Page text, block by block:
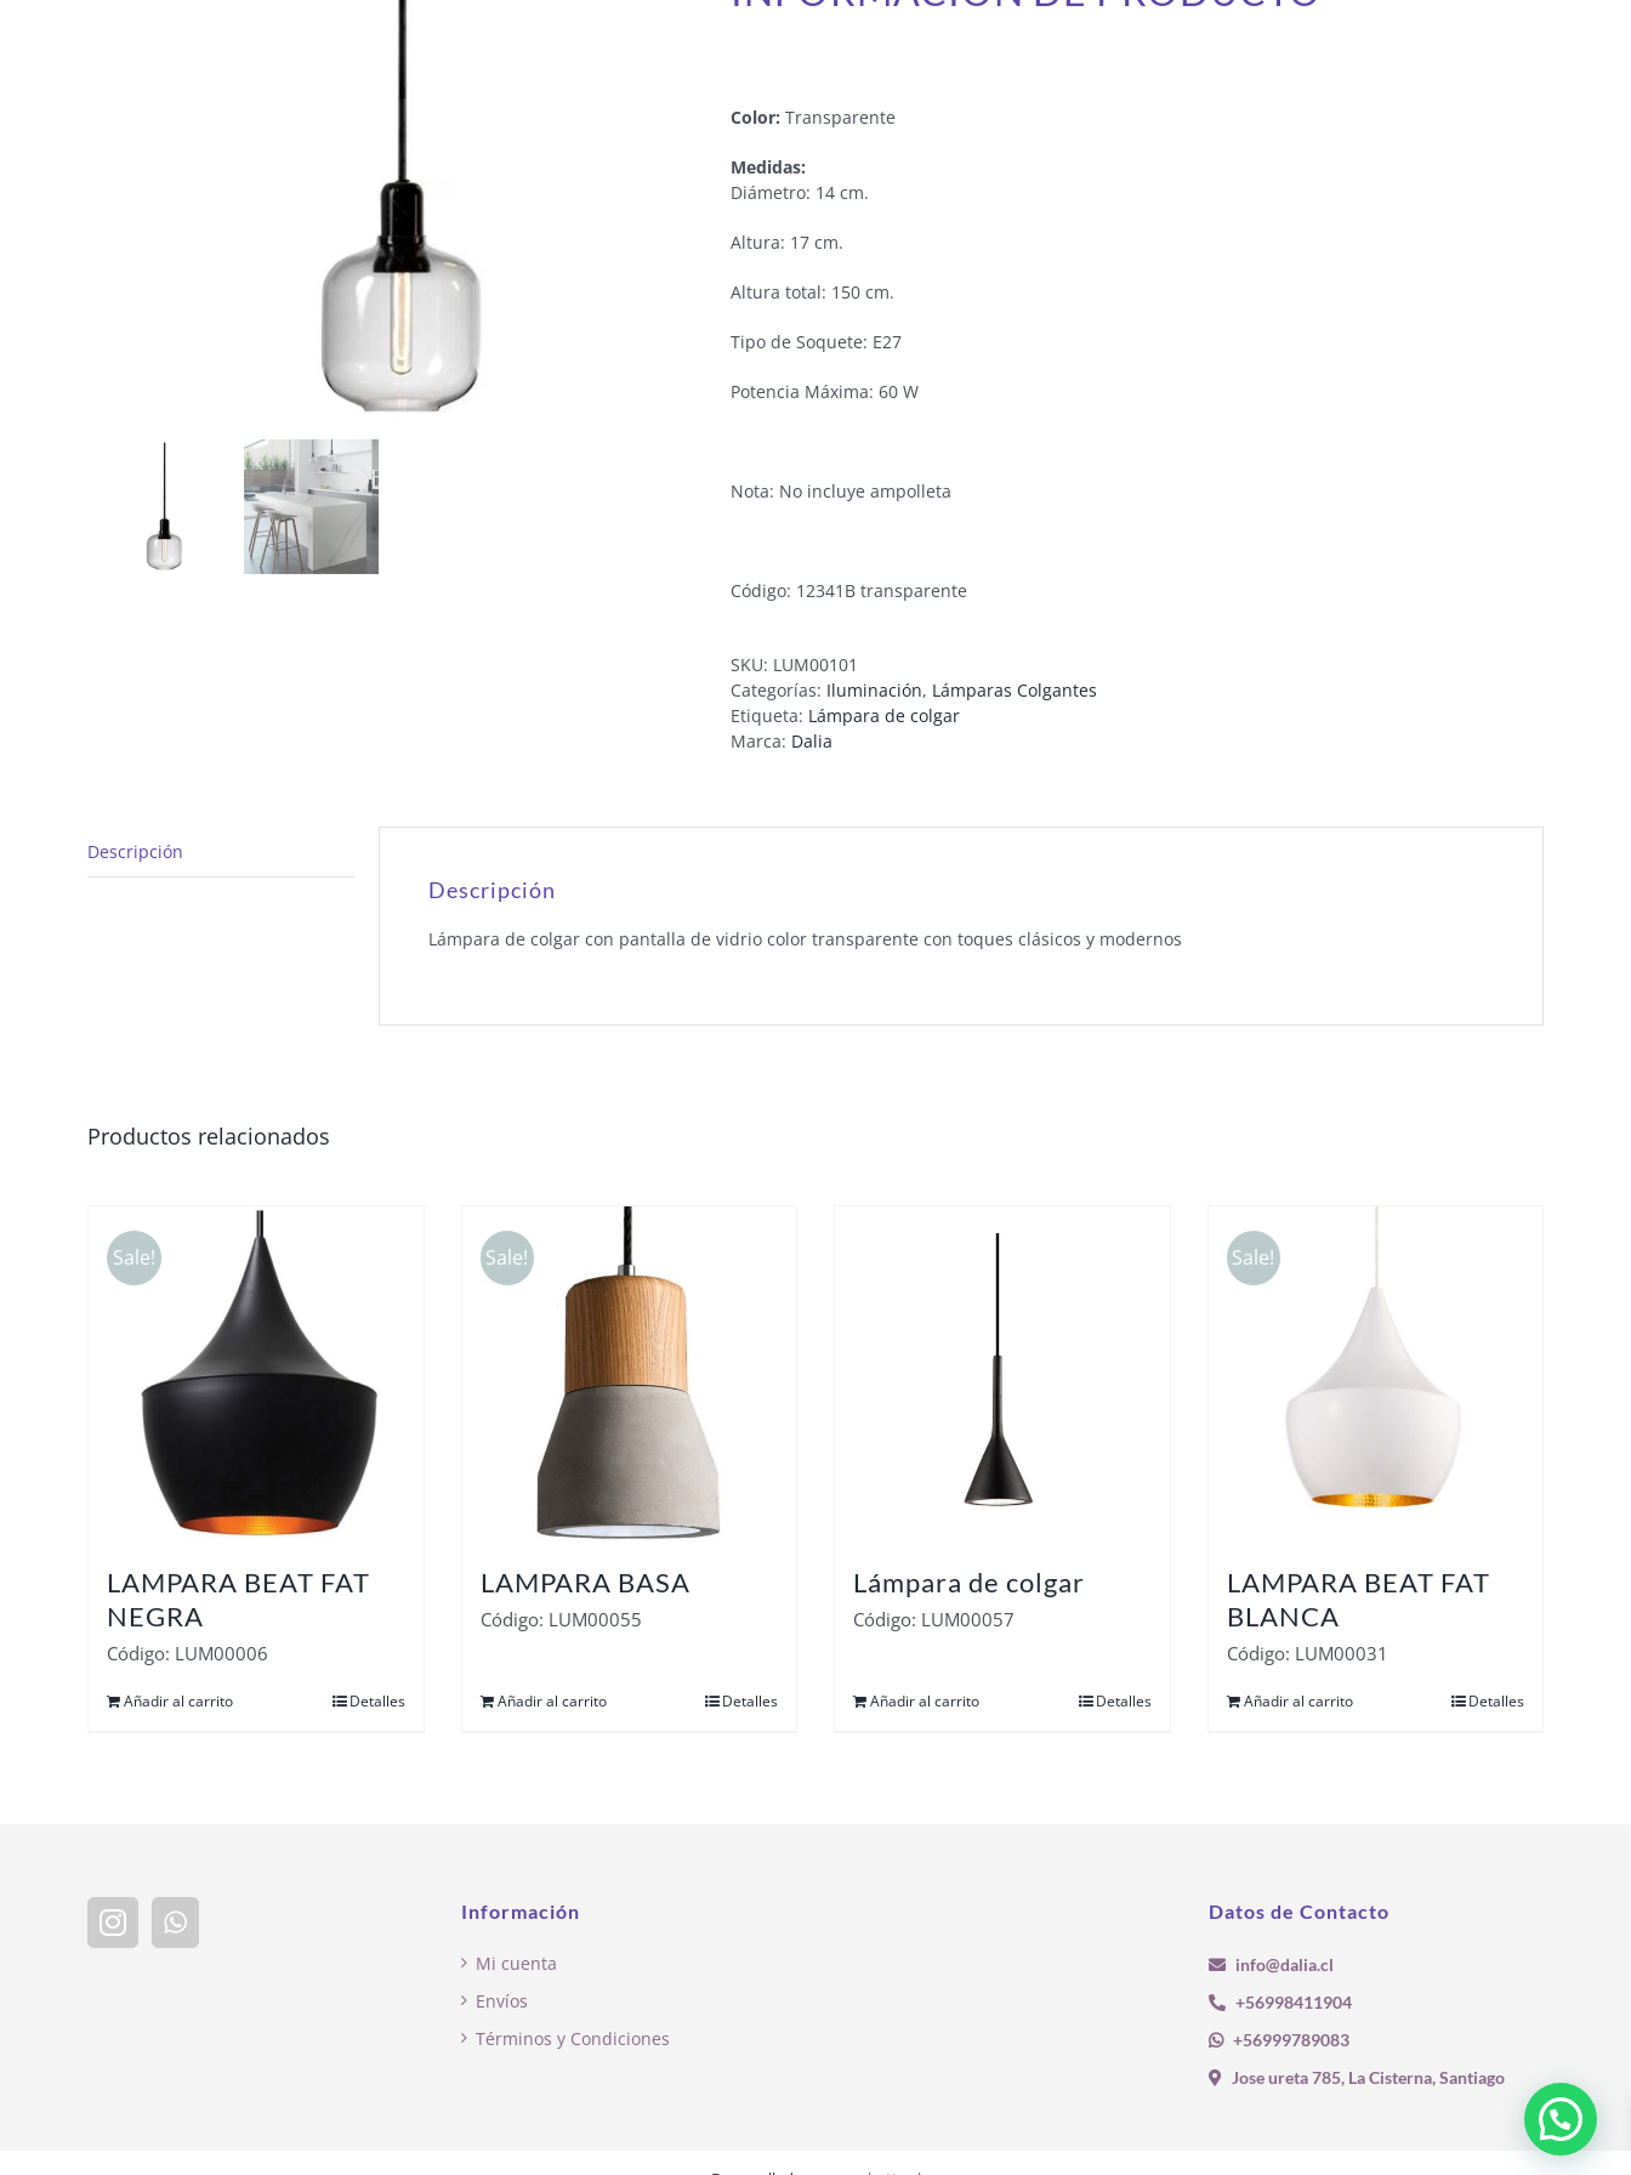
Color: Transparente
Medidas:
Diámetro: 14 cm.
Altura: 17 cm.
Altura total: 150 cm.
Tipo de Soquete: E27
Potencia Máxima: 60 W
Nota: No incluye ampolleta
Código: 12341B transparente
SKU: LUM00101
Categorías: Iluminación, Lámparas Colgantes
Etiqueta: Lámpara de colgar
Marca: Dalia
Descripción
Descripción
Lámpara de colgar con pantalla de vidrio color transparente con toques clásicos y modernos
Productos relacionados
Sale!
LAMPARA BEAT FAT
NEGRA
Código: LUM00006
Añadir al carrito Detalles
Sale!
LAMPARA BASA
Código: LUM00055
Añadir al carrito Detalles
Lámpara de colgar
Código: LUM00057
Añadir al carrito Detalles
Sale!
LAMPARA BEAT FAT
BLANCA
Código: LUM00031
Añadir al carrito Detalles
Información
Mi cuenta
Envíos
Términos y Condiciones
Datos de Contacto
info@dalia.cl
+56998411904
+56999789083
Jose ureta 785, La Cisterna, Santiago